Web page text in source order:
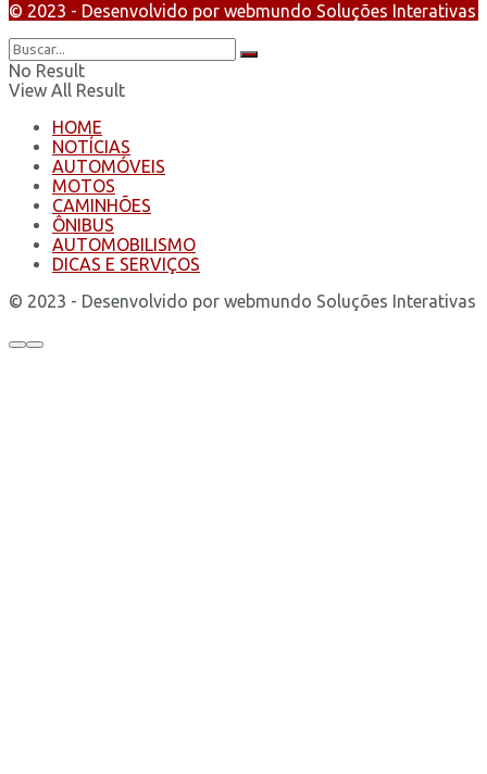
© 2023 - Desenvolvido por webmundo Soluções Interativas
No Result
View All Result
HOME
NOTÍCIAS
AUTOMÓVEIS
MOTOS
CAMINHÕES
ÔNIBUS
AUTOMOBILISMO
DICAS E SERVIÇOS
© 2023 - Desenvolvido por webmundo Soluções Interativas